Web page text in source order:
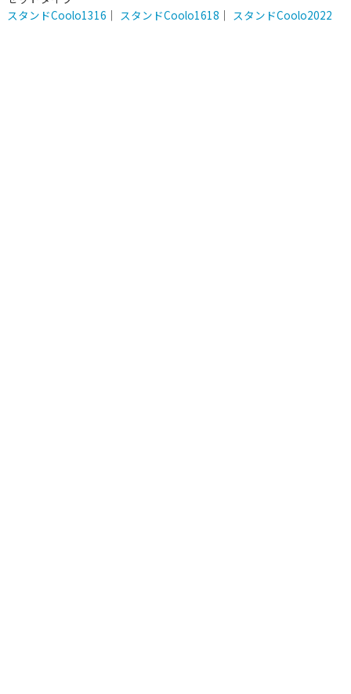
スタンドCoolo1316 ｜ スタンドCoolo1618 ｜ スタンドCoolo2022